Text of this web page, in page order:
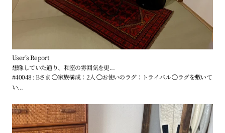
User’s Report
想像していた通り、和室の雰囲気を更...
#40048 : Bさま ◯家族構成：2人 ◯お使いのラグ：トライバル ◯ラグを敷いて
い...